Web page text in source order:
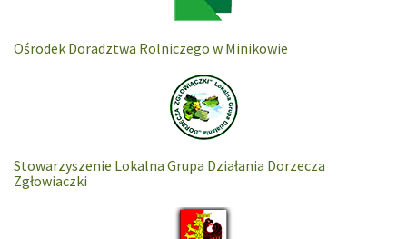
Ośrodek Doradztwa Rolniczego w Minikowie
Stowarzyszenie Lokalna Grupa Działania Dorzecza
Zgłowiaczki